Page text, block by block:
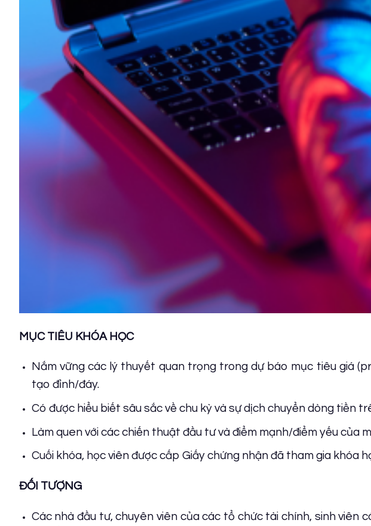
MỤC TIÊU KHÓA HỌC
Nắm vữngcác lý thuyết quan trọng trongdự báo mục tiêu giá
tạo đỉnh/đáy.
Có được hiểu biết sâu sắc về chu kỳ và sự dịch chuyển dòng tiền
Làm quen với các chiến thuật đầu tư và điểm mạnh/điểm yếu của
Cuối khóa, học viên được cấp Giấy chứng nhận đã tham gia khóa
ĐỐI TƯỢNG
Các nhà đầu tư, chuyên viên của các tổ chức tài chính, sinh viên